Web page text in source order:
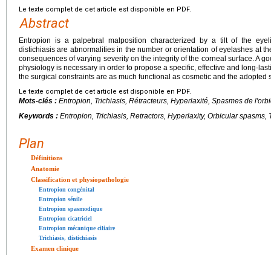
Le texte complet de cet article est disponible en PDF.
Abstract
Entropion is a palpebral malposition characterized by a tilt of the
distichiasis are abnormalities in the number or orientation of eyelashes at
consequences of varying severity on the integrity of the corneal surface. A
physiology is necessary in order to propose a specific, effective and long-
the surgical constraints are as much functional as cosmetic and the adopted
Le texte complet de cet article est disponible en PDF.
Mots-clés : Entropion, Trichiasis, Rétracteurs, Hyperlaxité, Spasmes de
Keywords : Entropion, Trichiasis, Retractors, Hyperlaxity, Orbicular spasms,
Plan
Définitions
Anatomie
Classification et physiopathologie
Entropion congénital
Entropion sénile
Entropion spasmodique
Entropion cicatriciel
Entropion mécanique ciliaire
Trichiasis, distichiasis
Examen clinique